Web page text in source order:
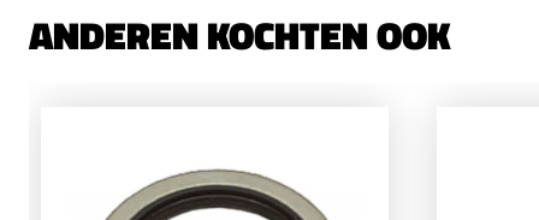
BARVolledig RVS
ANDEREN KOCHTEN OOK